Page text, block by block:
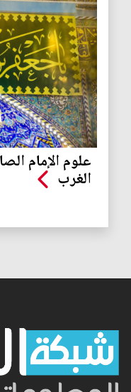
علوم الإمام
الغرب